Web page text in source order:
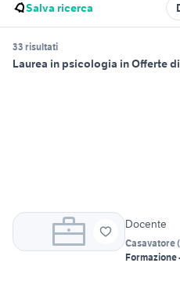
Salva ricerca
33 risultati
Laurea in psicologia in Offerte
Docente
Casavatore(
Formazione